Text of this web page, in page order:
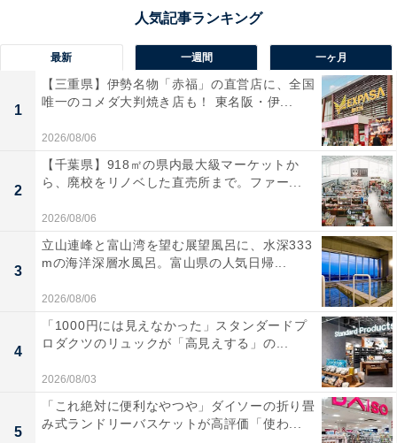
最新 一週間 一ヶ月
1
【三重県】伊勢名物「赤福」の直営店に、全国
唯一のコメダ大判焼き店も！ 東名阪・伊...
2026/08/06
2
【千葉県】918㎡の県内最大級マーケットか
ら、廃校をリノベした直売所まで。ファー...
2026/08/06
3
立山連峰と富山湾を望む展望風呂に、水深333
mの海洋深層水風呂。富山県の人気日帰...
2026/08/06
4
「1000円には見えなかった」スタンダードプ
ロダクツのリュックが「高見えする」の...
2026/08/03
5
「これ絶対に便利なやつや」ダイソーの折り畳
み式ランドリーバスケットが高評価「使わ...